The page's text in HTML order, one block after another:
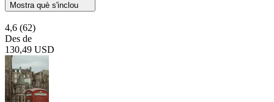
Mostra què s'inclou
4,6 (62)
Des de
130,49 USD